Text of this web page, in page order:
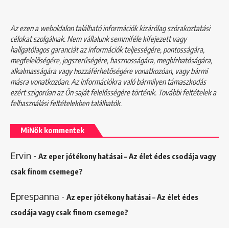
Az ezen a weboldalon található információk kizárólag szórakoztatási
célokat szolgálnak. Nem vállalunk semmiféle kifejezett vagy
hallgatólagos garanciát az információk teljességére, pontosságára,
megfelelőségére, jogszerűségére, hasznosságára, megbízhatóságára,
alkalmasságára vagy hozzáférhetőségére vonatkozóan, vagy bármi
másra vonatkozóan. Az információkra való bármilyen támaszkodás
ezért szigorúan az Ön saját felelősségére történik. További feltételek a
felhasználási feltételekbentalálhatók.
MiNők kommentek
Ervin - Az eper jótékony hatásai – Az élet édes csodája vagy
csak finom csemege?
Eprespanna - Az eper jótékony hatásai – Az élet édes
csodája vagy csak finom csemege?